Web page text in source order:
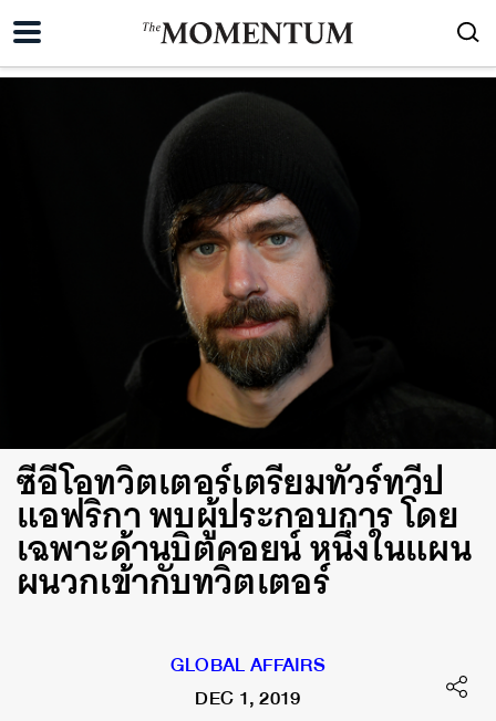
ซีอีโอทวิตเตอร์เตรียมทัวร์ทวีป
แอฟริกา พบผู้ประกอบการ โดย
เฉพาะด้านบิตคอยน์ หนึ่งในแผน
ผนวกเข้ากับทวิตเตอร์
GLOBAL AFFAIRS
DEC 1, 2019